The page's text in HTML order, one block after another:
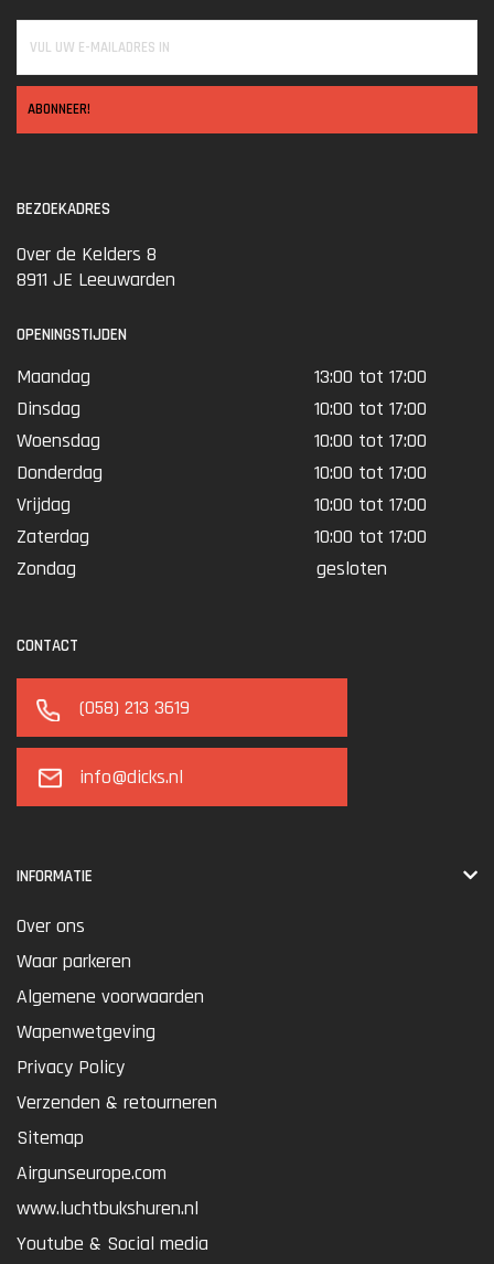
ABONNEER!
BEZOEKADRES
Over de Kelders 8
8911 JE Leeuwarden
OPENINGSTIJDEN
Maandag
13:00 tot 17:00
Dinsdag
10:00 tot 17:00
Woensdag
10:00 tot 17:00
Donderdag
10:00 tot 17:00
Vrijdag
10:00 tot 17:00
Zaterdag
10:00 tot 17:00
Zondag
gesloten
CONTACT
(058) 213 3619
info@dicks.nl
INFORMATIE
Over ons
Waar parkeren
Algemene voorwaarden
Wapenwetgeving
Privacy Policy
Verzenden & retourneren
Sitemap
Airgunseurope.com
www.luchtbukshuren.nl
Youtube & Social media